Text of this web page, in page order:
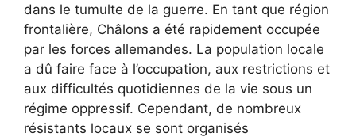
dans le tumulte de la guerre. En tant que région
frontalière, Châlons a été rapidement occupée
par les forces allemandes. La population locale
a dû faire face à l’occupation, aux restrictions et
aux difficultés quotidiennes de la vie sous un
régime oppressif. Cependant, de nombreux
résistants locaux se sont organisés